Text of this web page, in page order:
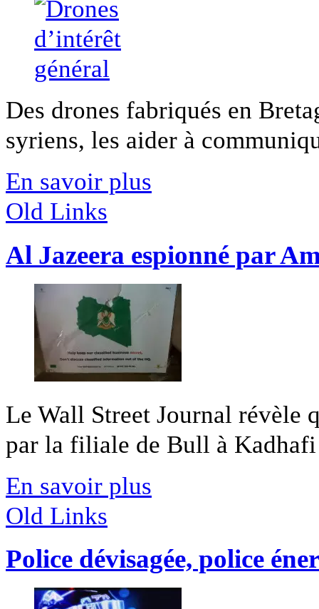
Des drones fabriqués en
syriens, les aider à
En savoir plus
Old Links
Al Jazeera espionné par
Le Wall Street Journal révèle
par la filiale de Bull à
En savoir plus
Old Links
Police dévisagée, police